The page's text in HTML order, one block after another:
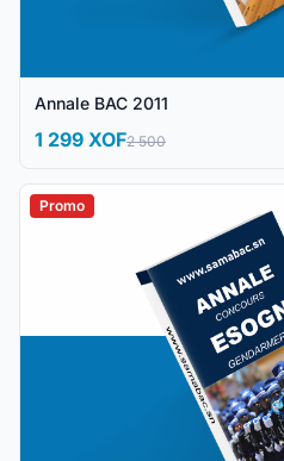
Annale BAC 2011
1 299 XOF2 500
Promo